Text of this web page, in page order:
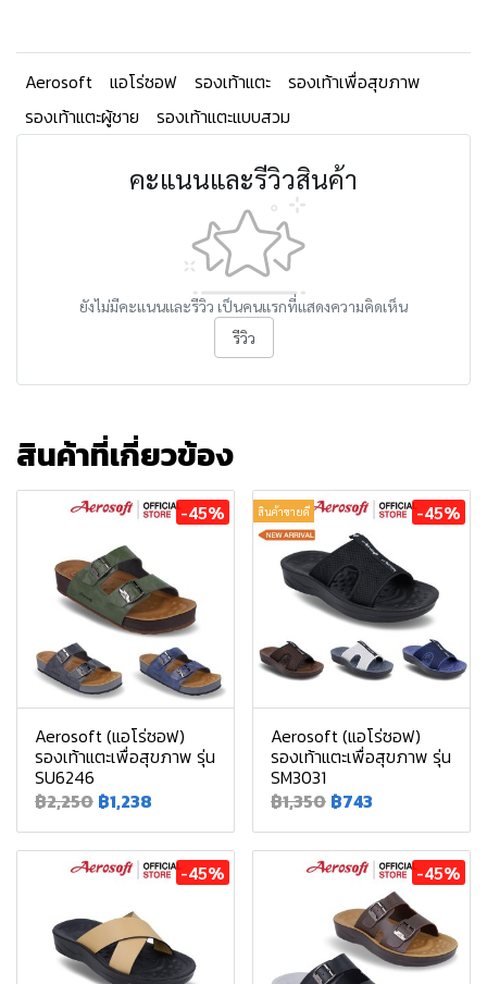
Aerosoft แอโร่ซอฟ รองเท้าแตะ
รองเท้าเพื่อสุขภาพ
รองเท้าแตะผู้ชาย
รองเท้าแตะแบบสวม
คะแนนและรีวิวสินค้า
ยังไม่มีคะแนนและรีวิว เป็นคนแรกที่แสดงความคิดเห็น
รีวิว
สินค้าที่เกี่ยวข้อง
-45%
Aerosoft (แอโร่ซอฟ)
รองเท้าแตะเพื่อสุขภาพ รุ่น
SU6246
฿2,250 ฿1,238
สินค้าขายดี -45%
Aerosoft (แอโร่ซอฟ)
รองเท้าแตะเพื่อสุขภาพ รุ่น
SM3031
฿1,350 ฿743
-45% -45%